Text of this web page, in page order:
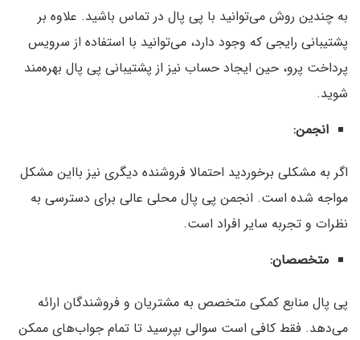
به چندین روش می‌توانید با پی پال در تماس باشید. علاوه بر
پشتیبانی رایجی که وجود دارد، می‌توانید با استفاده از سرویس
پرداخت پرو، حین‌ ایجاد حساب نیز از پشتیبانی پی پال بهره‌مند
شوید.
انجمن:
اگر به مشکلی برخوردید احتمالا فروشنده دیگری نیز با‌این مشکل
مواجه شده است. انجمن پی پال محلی عالی برای دسترسی به
نظرات و تجربه سایر افراد است.
متخصصان:
پی پال منابع کمکی متخصص به مشتریان و فروشندگان ارائه
می‌دهد. فقط کافی است سوالی بپرسید تا تمام جواب‌های ممکن